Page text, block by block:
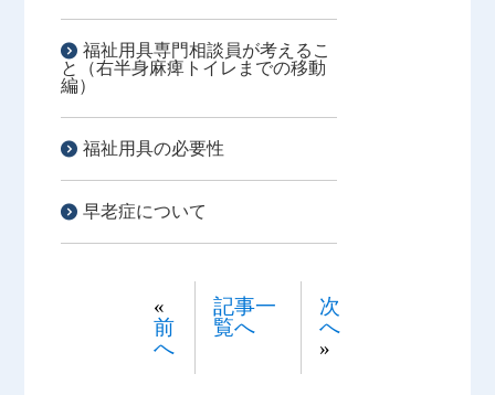
福祉用具専門相談員が考えるこ
と（右半身麻痺トイレまでの移動
編）
福祉用具の必要性
早老症について
«
前
へ
記事一
覧へ
次
へ
»